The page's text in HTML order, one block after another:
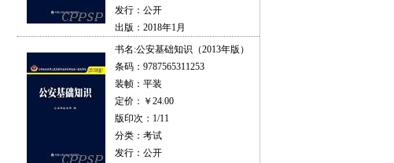
发行：公开
出版：2018年1月
书名:公安基础知识（2013年版）
条码：9787565311253
装帧：平装
定价：￥24.00
版印次：1/11
分类：考试
发行：公开